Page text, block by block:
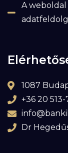
A
1087
+36 20
Dr